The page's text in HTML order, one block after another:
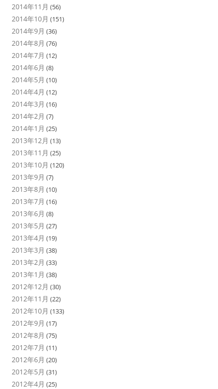
2014年11月 (56)
2014年10月 (151)
2014年9月 (36)
2014年8月 (76)
2014年7月 (12)
2014年6月 (8)
2014年5月 (10)
2014年4月 (12)
2014年3月 (16)
2014年2月 (7)
2014年1月 (25)
2013年12月 (13)
2013年11月 (25)
2013年10月 (120)
2013年9月 (7)
2013年8月 (10)
2013年7月 (16)
2013年6月 (8)
2013年5月 (27)
2013年4月 (19)
2013年3月 (38)
2013年2月 (33)
2013年1月 (38)
2012年12月 (30)
2012年11月 (22)
2012年10月 (133)
2012年9月 (17)
2012年8月 (75)
2012年7月 (11)
2012年6月 (20)
2012年5月 (31)
2012年4月 (25)